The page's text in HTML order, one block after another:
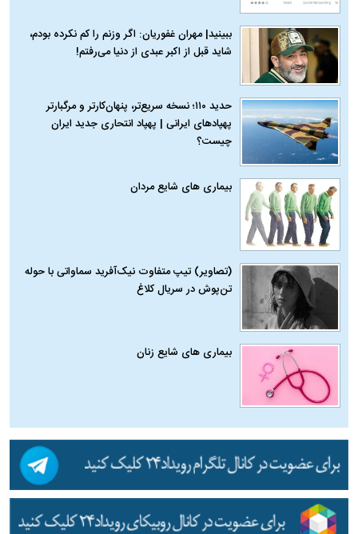
ببینید| مهران غفوریان: اگر وزنم را کم نکرده بودم،
شاید قبل از اکبر عبدی از دنیا می‌رفتم!
حدید ۱۱۰؛ نسخه سریع‌تر، پنهان‌کارتر و مرگبارتر
پهپادهای ایرانی | پهپاد انتحاری جدید ایران
چیست؟
بیماری‌ های شایع مردان
(تصاویر) تیپ متفاوت نیک‌آفرید سماواتی با حوله
تن‌پوش در سریال کلاغ
بیماری‌ های شایع زنان